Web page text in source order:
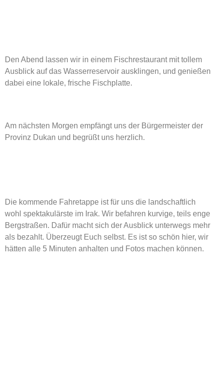
Den Abend lassen wir in einem Fischrestaurant mit tollem
Ausblick auf das Wasserreservoir ausklingen, und genießen
dabei eine lokale, frische Fischplatte.
Am nächsten Morgen empfängt uns der Bürgermeister der
Provinz Dukan und begrüßt uns herzlich.
Die kommende Fahretappe ist für uns die landschaftlich
wohl spektakulärste im Irak. Wir befahren kurvige, teils enge
Bergstraßen. Dafür macht sich der Ausblick unterwegs mehr
als bezahlt. Überzeugt Euch selbst. Es ist so schön hier, wir
hätten alle 5 Minuten anhalten und Fotos machen können.